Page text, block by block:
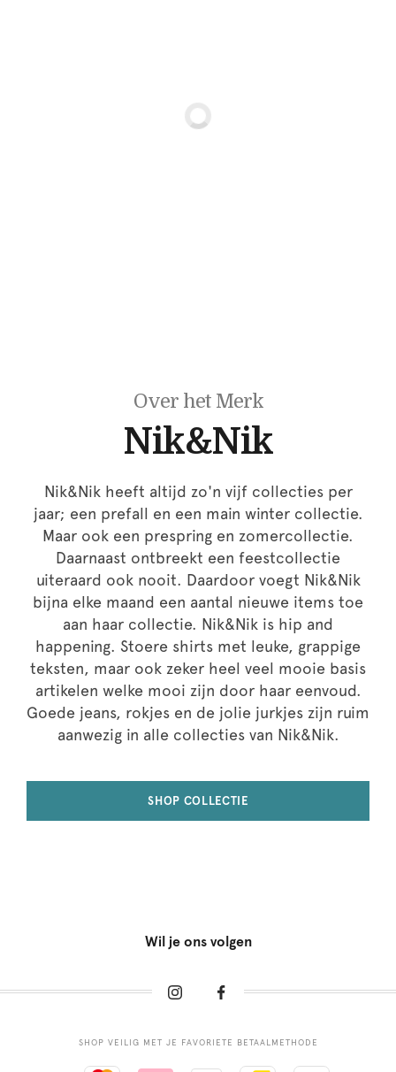
Over het Merk
Nik&Nik
Nik&Nik heeft altijd zo'n vijf collecties per
jaar; een prefall en een main winter collectie.
Maar ook een prespring en zomercollectie.
Daarnaast ontbreekt een feestcollectie
uiteraard ook nooit. Daardoor voegt Nik&Nik
bijna elke maand een aantal nieuwe items toe
aan haar collectie. Nik&Nik is hip and
happening. Stoere shirts met leuke, grappige
teksten, maar ook zeker heel veel mooie basis
artikelen welke mooi zijn door haar eenvoud.
Goede jeans, rokjes en de jolie jurkjes zijn ruim
aanwezig in alle collecties van Nik&Nik.
SHOP COLLECTIE
Wil je ons volgen
SHOP VEILIG MET JE FAVORIETE BETAALMETHODE